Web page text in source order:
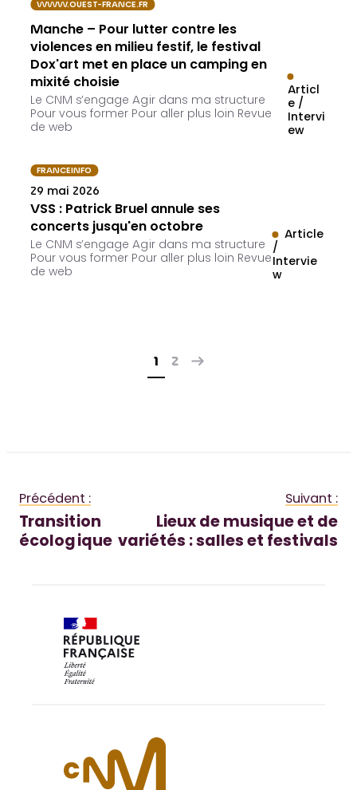
WWW.OUEST-FRANCE.FR
Manche – Pour lutter contre les
violences en milieu festif, le festival
Dox'art met en place un camping en
mixité choisie
Le CNM s’engage Agir dans ma structure
Pour vous former Pour aller plus loin Revue
de web
Articl
e /
Intervi
ew
FRANCEINFO
29 mai 2026
VSS : Patrick Bruel annule ses
concerts jusqu'en octobre
Le CNM s’engage Agir dans ma structure
Pour vous former Pour aller plus loin Revue
de web
Article
/
Intervie
w
1 2
Précédent :
Transition
écologique
Suivant :
Lieux de musique et de
variétés : salles et festivals